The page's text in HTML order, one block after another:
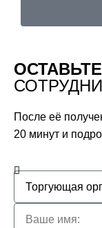
После её
20 минут и